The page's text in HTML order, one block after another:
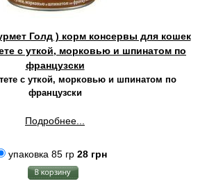
Голд ) корм консервы для кошек
с уткой, морковью и шпинатом по
французски
с уткой, морковью и шпинатом по
французски
Подробнее...
упаковка 85 гр 28 грн